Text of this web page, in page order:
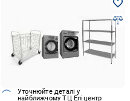
Уточнюйте деталі у
найближчому ТЦ Епіцентр